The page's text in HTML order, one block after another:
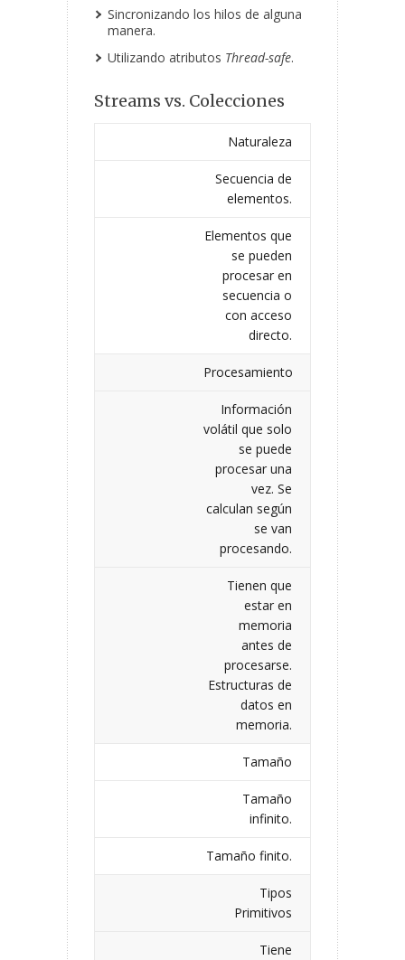
Sincronizando los hilos de alguna
manera.
Utilizando atributos Thread-safe.
Streams vs. Colecciones
Naturaleza
Secuencia de
elementos.
Elementos que
se pueden
procesar en
secuencia o
con acceso
directo.
Procesamiento
Información
volátil que solo
se puede
procesar una
vez. Se
calculan según
se van
procesando.
Tienen que
estar en
memoria
antes de
procesarse.
Estructuras de
datos en
memoria.
Tamaño
Tamaño
infinito.
Tamaño finito.
Tipos
Primitivos
Tiene